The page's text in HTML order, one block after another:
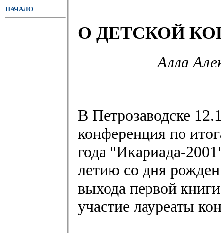
НАЧАЛО
О ДЕТСКОЙ
Алла
В Петрозаводске
конференция по
года "Икариада-
летию со дня
выхода первой
участие лауреаты